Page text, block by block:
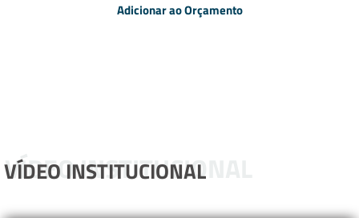
Adicionar ao Orçamento
VÍDEO INSTITUCIONAL
VÍDEO INSTITUCIONAL